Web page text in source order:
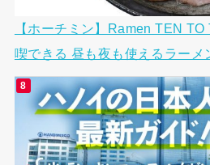
【ホーチミン】Ramen TEN
喫できる 昼も夜も使えるラーメ